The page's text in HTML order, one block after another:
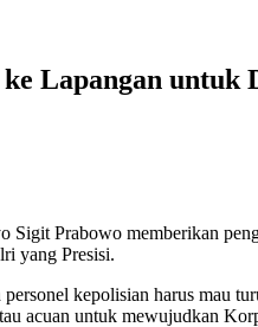
Lapangan untuk
Prabowo memberikan
yang Presisi.
kepolisian harus mau
acuan untuk mewujudkan